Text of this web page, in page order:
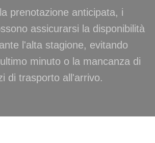
prenotazione anticipata, i
assicurarsi la disponibilità
l'alta stagione, evitando
minuto o la mancanza di
di trasporto all'arrivo.